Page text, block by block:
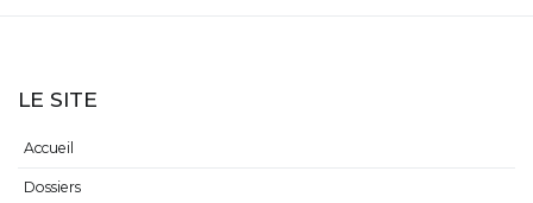
LE SITE
Accueil
Dossiers